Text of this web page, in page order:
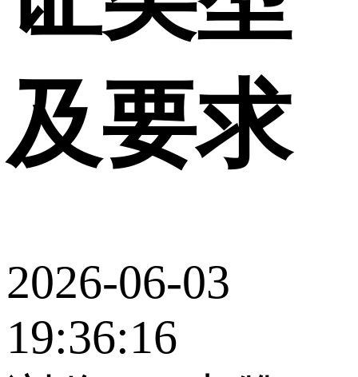
及要求
2026-06-03
19:36:16